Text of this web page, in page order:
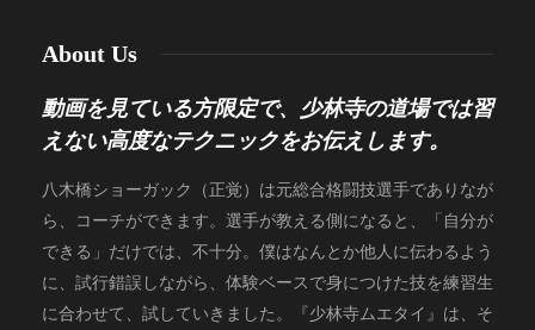
About Us
動画を見ている方限定で、少林寺の道場では習
えない高度なテクニックをお伝えします。
八木橋ショーガック（正覚）は元総合格闘技選手でありなが
ら、コーチができます。選手が教える側になると、「自分が
できる」だけでは、不十分。僕はなんとか他人に伝わるよう
に、試行錯誤しながら、体験ベースで身につけた技を練習生
に合わせて、試していきました。『少林寺ムエタイ』は、そ